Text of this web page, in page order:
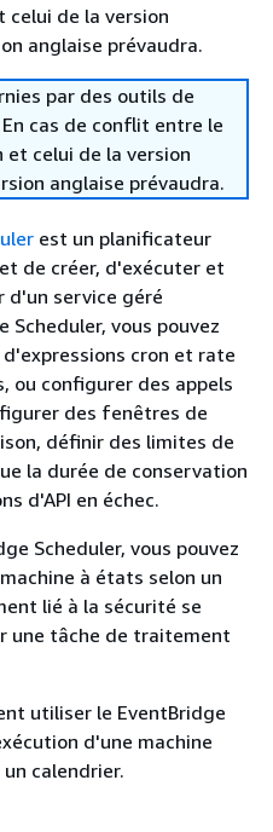
de la version
anglaise prévaudra.
par des outils de
cas de conflit entre le
celui de la version
anglaise prévaudra.
est un planificateur
de créer, d'exécuter et
d'un service géré
Scheduler, vous pouvez
cron et rate
ou configurer des appels
des fenêtres de
définir des limites de
la durée de conservation
d'API en échec.
Scheduler, vous pouvez
à états selon un
lié à la sécurité se
une tâche de traitement
utiliser le EventBridge
d'une machine
calendrier.